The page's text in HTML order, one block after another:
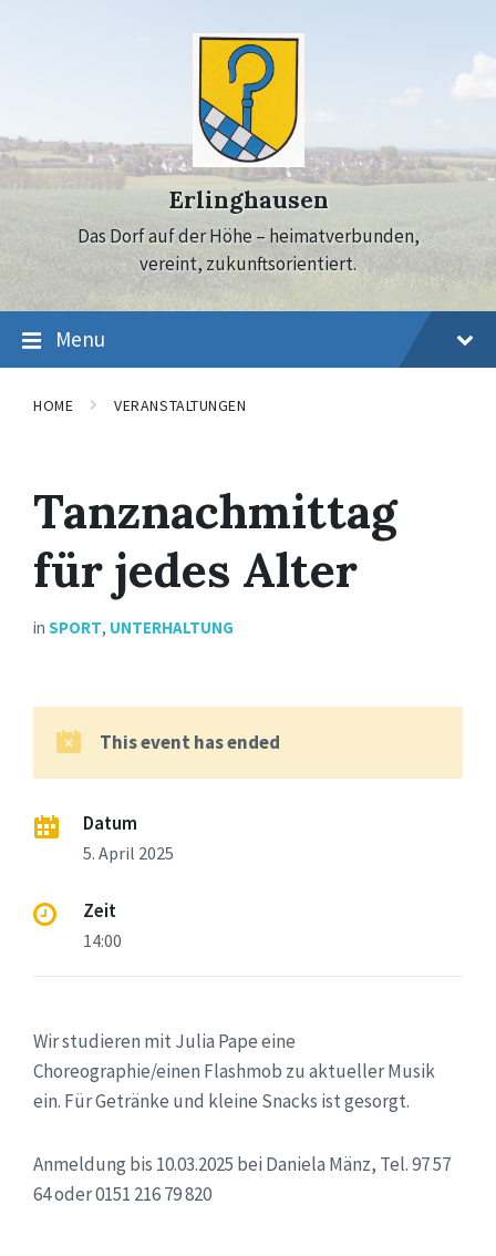
Erlinghausen
Das Dorf auf der Höhe – heimatverbunden,
vereint, zukunftsorientiert.
Menu
HOME VERANSTALTUNGEN
Tanznachmittag
für jedes Alter
in SPORT, UNTERHALTUNG
This event has ended
Datum
5. April 2025
Zeit
14:00
Wir studieren mit Julia Pape eine
Choreographie/einen Flashmob zu aktueller Musik
ein. Für Getränke und kleine Snacks ist gesorgt.
Anmeldung bis 10.03.2025 bei Daniela Mänz, Tel. 97 57
64 oder 0151 216 79 820